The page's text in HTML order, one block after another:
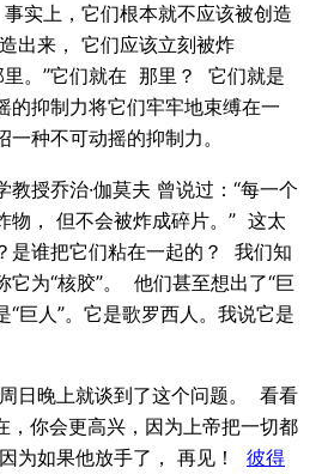
实上，它们根本就不应该被创造
出来， 它们应该立刻被炸
。”它们就在 那里？ 它们就是
的抑制力将它们牢牢地束缚在一
种不可动摇的抑制力。
授乔治·伽莫夫 曾说过：“每一个
物， 但不会被炸成碎片。” 这太
是谁把它们粘在一起的？ 我们知
它为“核胶”。 他们甚至想出了“巨
“巨人”。它是歌罗西人。我说它是
日晚上就谈到了这个问题。 看看
，你会更高兴，因为上帝把一切都
为如果他放手了， 再见！ 彼得